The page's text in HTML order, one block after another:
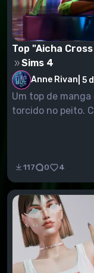
Top "Aicha
Sims 4
Anne Rivan 5
Um top de
117 0 4